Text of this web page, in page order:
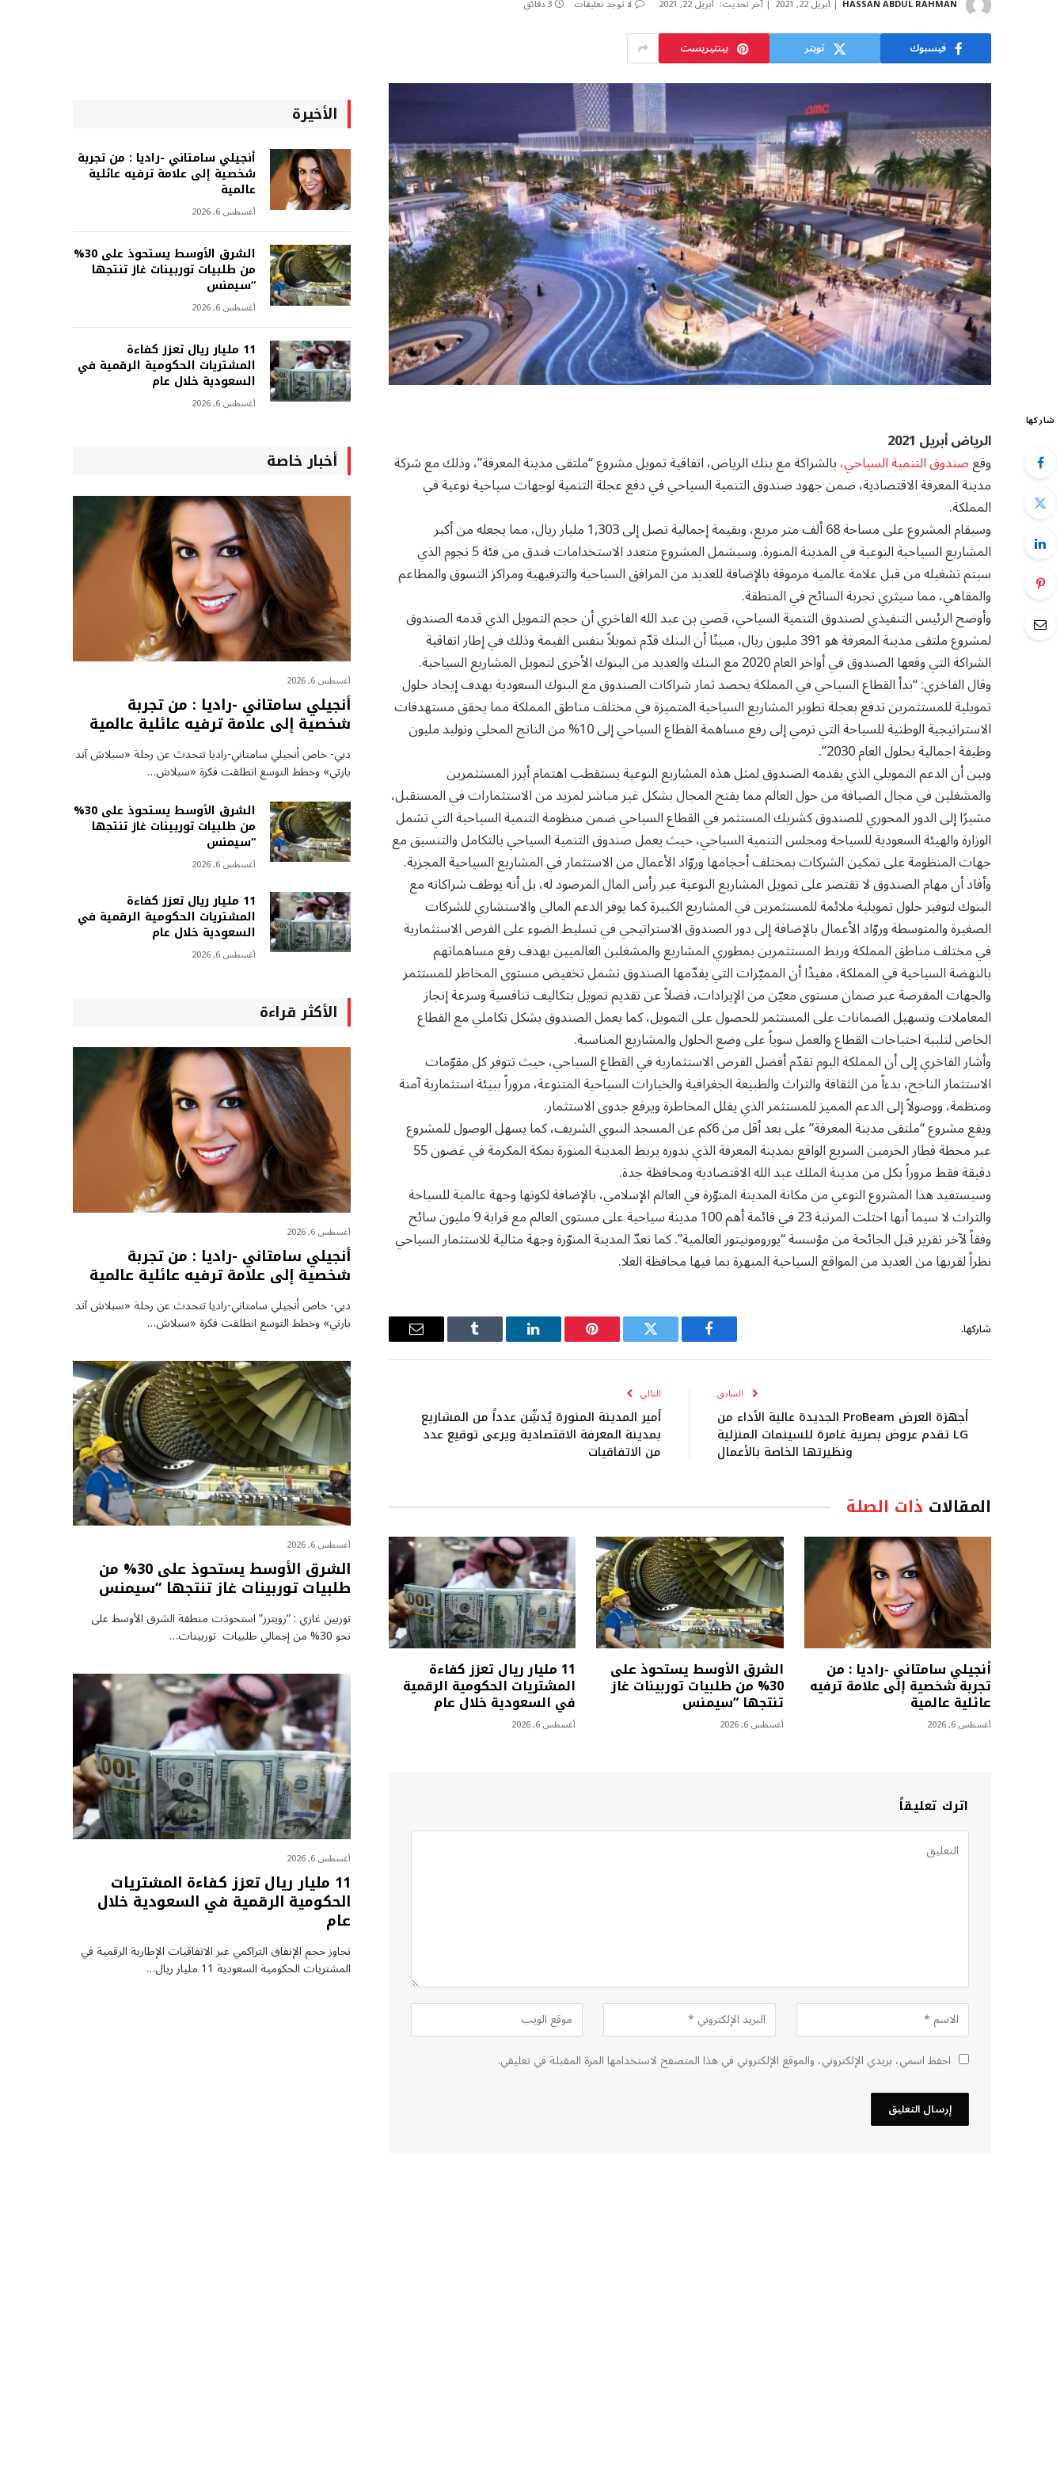
HASSAN ABDUL RAHMAN أبريل 22, 2021 آخر تحديث: أبريل 22, 2021 لا توجد تعليقات 3 دقائق
فيسبوك تويتر بينتيريست
شاركها
الرياض أبريل 2021
وقعصندوق التنمية السياحي،بالشراكة مع بنك الرياض، اتفاقية تمويل مشروع “ملتقى مدينة المعرفة”، وذلك مع شركة
مدينة المعرفة الاقتصادية، ضمن جهود صندوق التنمية السياحي في دفع عجلة التنمية لوجهات سياحية نوعية في
المملكة.
وسيقام المشروع على مساحة 68 ألف متر مربع، وبقيمة إجمالية تصل إلى 1,303 مليار ريال، مما يجعله من أكبر
المشاريع السياحية النوعية في المدينة المنورة. وسيشمل المشروع متعدد الاستخدامات فندق من فئة 5 نجوم الذي
سيتم تشغيله من قبل علامة عالمية مرموقة بالإضافة للعديد من المرافق السياحية والترفيهية ومراكز التسوق والمطاعم
والمقاهي، مما سيثري تجربة السائح في المنطقة.
وأوضح الرئيس التنفيذي لصندوق التنمية السياحي، قصي بن عبد الله الفاخري أن حجم التمويل الذي قدمه الصندوق
لمشروع ملتقى مدينة المعرفة هو 391 مليون ريال، مبينًا أن البنك قدّم تمويلاً بنفس القيمة وذلك في إطار اتفاقية
الشراكة التي وقعها الصندوق في أواخر العام 2020 مع البنك والعديد من البنوك الأخرى لتمويل المشاريع السياحية.
وقال الفاخري: “بدأ القطاع السياحي في المملكة يحصد ثمار شراكات الصندوق مع البنوك السعودية بهدف إيجاد حلول
تمويلية للمستثمرين تدفع بعجلة تطوير المشاريع السياحية المتميزة في مختلف مناطق المملكة مما يحقق مستهدفات
الاستراتيجية الوطنية للسياحة التي ترمي إلى رفع مساهمة القطاع السياحي إلى 10% من الناتج المحلي وتوليد مليون
وظيفة اجمالية بحلول العام 2030”.
وبين أن الدعم التمويلي الذي يقدمه الصندوق لمثل هذه المشاريع النوعية يستقطب اهتمام أبرز المستثمرين
والمشغلين في مجال الضيافة من حول العالم مما يفتح المجال بشكل غير مباشر لمزيد من الاستثمارات في المستقبل،
مشيرًا إلى الدور المحوري للصندوق كشريك المستثمر في القطاع السياحي ضمن منظومة التنمية السياحية التي تشمل
الوزارة والهيئة السعودية للسياحة ومجلس التنمية السياحي، حيث يعمل صندوق التنمية السياحي بالتكامل والتنسيق مع
جهات المنظومة على تمكين الشركات بمختلف أحجامها وروّاد الأعمال من الاستثمار في المشاريع السياحية المجزية.
وأفاد أن مهام الصندوق لا تقتصر على تمويل المشاريع النوعية عبر رأس المال المرصود له، بل أنه يوظف شراكاته مع
البنوك لتوفير حلول تمويلية ملائمة للمستثمرين في المشاريع الكبيرة كما يوفر الدعم المالي والاستشاري للشركات
الصغيرة والمتوسطة وروّاد الأعمال بالإضافة إلى دور الصندوق الاستراتيجي في تسليط الضوء على الفرص الاستثمارية
في مختلف مناطق المملكة وربط المستثمرين بمطوري المشاريع والمشغلين العالميين بهدف رفع مساهماتهم
بالنهضة السياحية في المملكة، مفيدًا أن المميّزات التي يقدّمها الصندوق تشمل تخفيض مستوى المخاطر للمستثمر
والجهات المقرضة عبر ضمان مستوى معيّن من الإيرادات، فضلاً عن تقديم تمويل بتكاليف تنافسية وسرعة إنجاز
المعاملات وتسهيل الضمانات على المستثمر للحصول على التمويل، كما يعمل الصندوق بشكل تكاملي مع القطاع
الخاص لتلبية احتياجات القطاع والعمل سوياً على وضع الحلول والمشاريع المناسبة.
وأشار الفاخري إلى أن المملكة اليوم تقدّم أفضل الفرص الاستثمارية في القطاع السياحي، حيث تتوفر كل مقوّمات
الاستثمار الناجح، بدءاً من الثقافة والتراث والطبيعة الجغرافية والخيارات السياحية المتنوعة، مروراً ببيئة استثمارية آمنة
ومنظمة، ووصولاً إلى الدعم المميز للمستثمر الذي يقلل المخاطرة ويرفع جدوى الاستثمار.
ويقع مشروع “ملتقى مدينة المعرفة” على بعد أقل من 6كم عن المسجد النبوي الشريف، كما يسهل الوصول للمشروع
عبر محطة قطار الحرمين السريع الواقع بمدينة المعرفة الذي بدوره يربط المدينة المنورة بمكة المكرمة في غضون 55
دقيقة فقط مروراً بكل من مدينة الملك عبد الله الاقتصادية ومحافظة جدة.
وسيستفيد هذا المشروع النوعي من مكانة المدينة المنوّرة في العالم الإسلامي، بالإضافة لكونها وجهة عالمية للسياحة
والتراث لا سيما أنها احتلت المرتبة 23 في قائمة أهم 100 مدينة سياحية على مستوى العالم مع قرابة 9 مليون سائح
وفقاً لآخر تقرير قبل الجائحة من مؤسسة “يورومونيتور العالمية”. كما تعدّ المدينة المنوّرة وجهة مثالية للاستثمار السياحي
نظراً لقربها من العديد من المواقع السياحية المبهرة بما فيها محافظة العلا.
شاركها.
فيسبوك تويتر بينتيريستلينكدإن Tumblr
البريد
السابق
أجهزة العرض ProBeam الجديدة عالية الأداء من
LG تقدم عروض بصرية غامرة للسينمات المنزلية
ونظيرتها الخاصة بالأعمال
التالي
أمير المدينة المنورة يُدشِّن عدداً من المشاريع
بمدينة المعرفة الاقتصادية ويرعى توقيع عدد
من الاتفاقيات
المقالات ذات الصلة
أنجيلي سامتاني -راديا : من
تجربة شخصية إلى علامة ترفيه
عائلية عالمية
أغسطس 6, 2026
الشرق الأوسط يستحوذ على
30% من طلبيات توربينات غاز
تنتجها “سيمنس
أغسطس 6, 2026
11 مليار ريال تعزز كفاءة
المشتريات الحكومية الرقمية
في السعودية خلال عام
أغسطس 6, 2026
اترك تعليقاً
احفظ اسمي، بريدي الإلكتروني، والموقع الإلكتروني في هذا المتصفح لاستخدامها المرة المقبلة في تعليقي.
الأخيرة
أنجيلي سامتاني -راديا : من تجربة
شخصية إلى علامة ترفيه عائلية
عالمية
أغسطس 6, 2026
الشرق الأوسط يستحوذ على 30%
من طلبيات توربينات غاز تنتجها
“سيمنس
أغسطس 6, 2026
11 مليار ريال تعزز كفاءة
المشتريات الحكومية الرقمية في
السعودية خلال عام
أغسطس 6, 2026
أخبار خاصة
أغسطس 6, 2026
أنجيلي سامتاني -راديا : من تجربة
شخصية إلى علامة ترفيه عائلية عالمية
دبي- خاص أنجيلي سامتاني-راديا تتحدث عن رحلة «سبلاش آند
بارتي» وخطط التوسع انطلقت فكرة «سبلاش…
الشرق الأوسط يستحوذ على 30%
من طلبيات توربينات غاز تنتجها
“سيمنس
أغسطس 6, 2026
11 مليار ريال تعزز كفاءة
المشتريات الحكومية الرقمية في
السعودية خلال عام
أغسطس 6, 2026
الأكثر قراءة
أغسطس 6, 2026
أنجيلي سامتاني -راديا : من تجربة
شخصية إلى علامة ترفيه عائلية عالمية
دبي- خاص أنجيلي سامتاني-راديا تتحدث عن رحلة «سبلاش آند
بارتي» وخطط التوسع انطلقت فكرة «سبلاش…
أغسطس 6, 2026
الشرق الأوسط يستحوذ على 30% من
طلبيات توربينات غاز تنتجها “سيمنس
توربين غازي : “رويترز” استحوذت منطقة الشرق الأوسط على
نحو 30% من إجمالي طلبيات توربينات…
أغسطس 6, 2026
11 مليار ريال تعزز كفاءة المشتريات
الحكومية الرقمية في السعودية خلال
عام
تجاوز حجم الإنفاق التراكمي عبر الاتفاقيات الإطارية الرقمية في
المشتريات الحكومية السعودية 11 مليار ريال…